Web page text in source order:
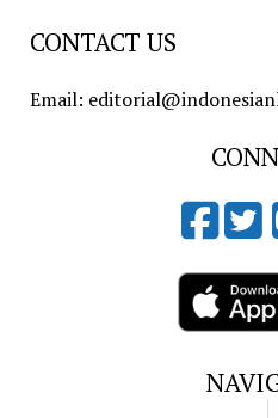
CONTACT US
Email: